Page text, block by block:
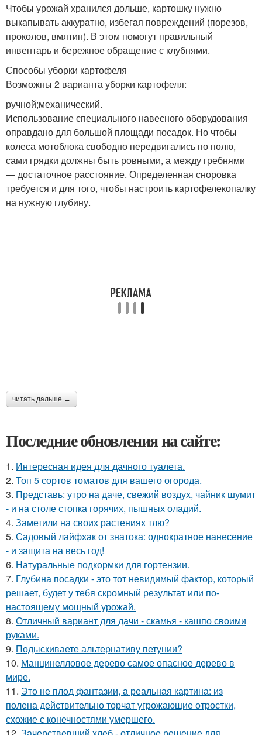
Чтобы урожай хранился дольше, картошку нужно
выкапывать аккуратно, избегая повреждений (порезов,
проколов, вмятин). В этом помогут правильный
инвентарь и бережное обращение с клубнями.
Способы уборки картофеля
Возможны 2 варианта уборки картофеля:
ручной;механический.
Использование специального навесного оборудования
оправдано для большой площади посадок. Но чтобы
колеса мотоблока свободно передвигались по полю,
сами грядки должны быть ровными, а между гребнями
— достаточное расстояние. Определенная сноровка
требуется и для того, чтобы настроить картофелекопалку
на нужную глубину.
читать дальше →
Последние обновления на сайте:
1. Интересная идея для дачного туалета.
2. Топ 5 сортов томатов для вашего огорода.
3. Представь: утро на даче, свежий воздух, чайник шумит
- и на столе стопка горячих, пышных оладий.
4. Заметили на своих растениях тлю?
5. Садовый лайфхак от знатока: однократное нанесение
- и защита на весь год!
6. Натуральные подкормки для гортензии.
7. Глубина посадки - это тот невидимый фактор, который
решает, будет у тебя скромный результат или по-
настоящему мощный урожай.
8. Отличный вариант для дачи - скамья - кашпо своими
руками.
9. Подыскиваете альтернативу петунии?
10. Манцинелловое дерево самое опасное дерево в
мире.
11. Это не плод фантазии, а реальная картина: из
полена действительно торчат угрожающие отростки,
схожие с конечностями умершего.